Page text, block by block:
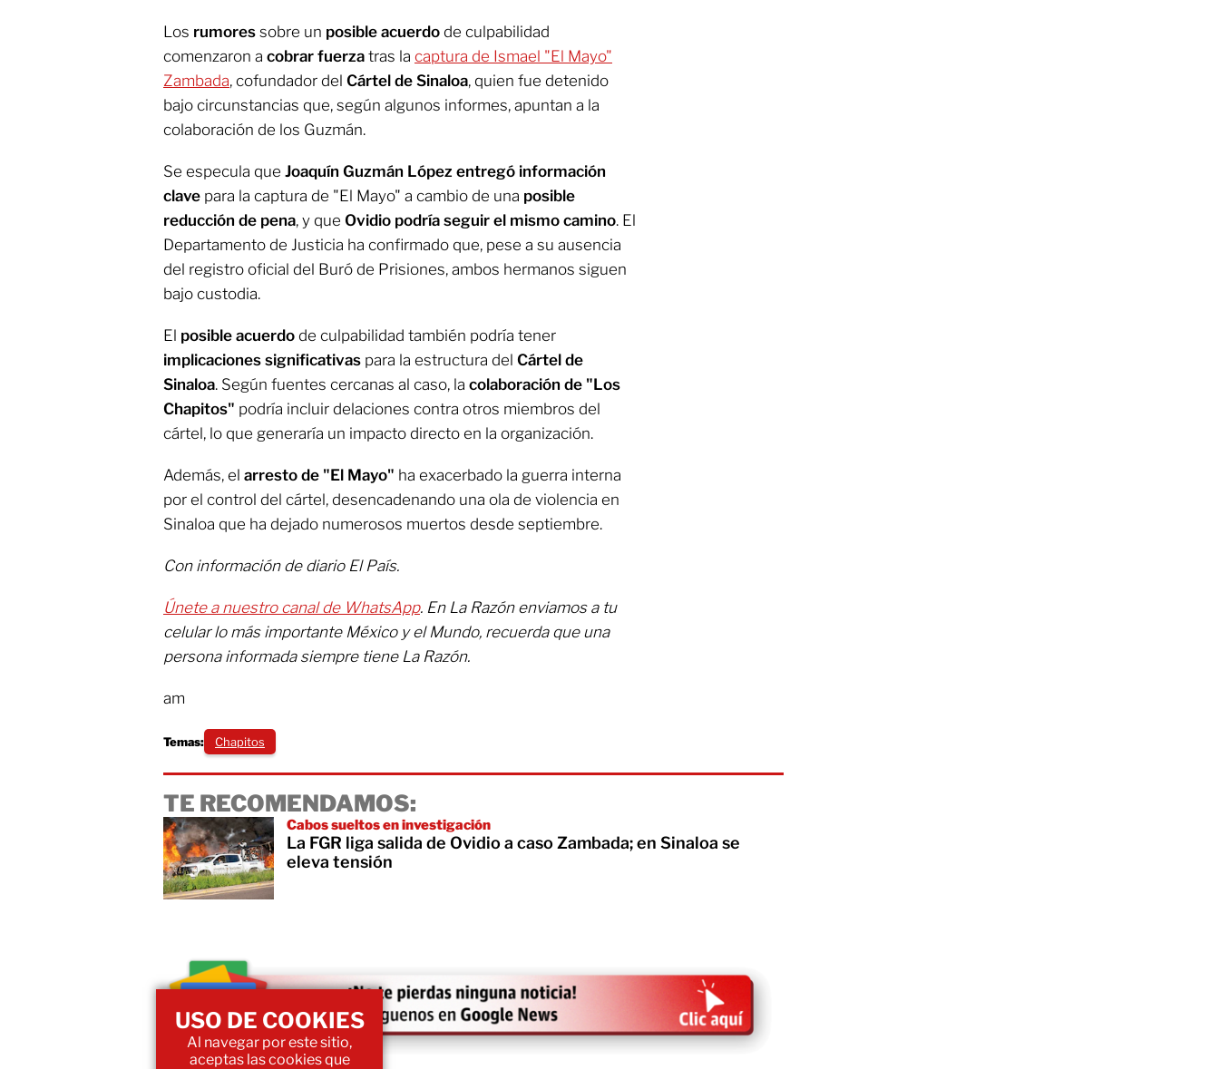
Los rumores sobre un posible acuerdo de culpabilidad
comenzaron a cobrar fuerza tras la captura de Ismael "El Mayo"
Zambada, cofundador del Cártel de Sinaloa, quien fue detenido
bajo circunstancias que, según algunos informes, apuntan a la
colaboración de los Guzmán.
Se especula que Joaquín Guzmán López entregó información
clave para la captura de "El Mayo" a cambio de una posible
reducción de pena, y que Ovidio podría seguir el mismo camino. El
Departamento de Justicia ha confirmado que, pese a su ausencia
del registro oficial del Buró de Prisiones, ambos hermanos siguen
bajo custodia.
El posible acuerdo de culpabilidad también podría tener
implicaciones significativas para la estructura del Cártel de
Sinaloa. Según fuentes cercanas al caso, la colaboración de "Los
Chapitos" podría incluir delaciones contra otros miembros del
cártel, lo que generaría un impacto directo en la organización.
Además, el arresto de "El Mayo" ha exacerbado la guerra interna
por el control del cártel, desencadenando una ola de violencia en
Sinaloa que ha dejado numerosos muertos desde septiembre.
Con información de diario El País.
Únete a nuestro canal de WhatsApp. En La Razón enviamos a tu
celular lo más importante México y el Mundo, recuerda que una
persona informada siempre tiene La Razón.
am
Temas: Chapitos
TE RECOMENDAMOS:
Cabos sueltos en investigación
La FGR liga salida de Ovidio a caso Zambada; en Sinaloa se
eleva tensión
USO DE COOKIES
Al navegar por este sitio,
aceptas las cookies que